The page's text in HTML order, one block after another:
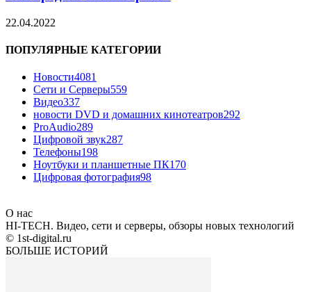
22.04.2022
ПОПУЛЯРНЫЕ КАТЕГОРИИ
Новости4081
Сети и Серверы559
Видео337
новости DVD и домашних кинотеатров292
ProAudio289
Цифровой звук287
Телефоны198
Ноутбуки и планшетные ПК170
Цифровая фотография98
О нас
HI-TECH. Видео, сети и серверы, обзоры новых технологий
© 1st-digital.ru
БОЛЬШЕ ИСТОРИЙ